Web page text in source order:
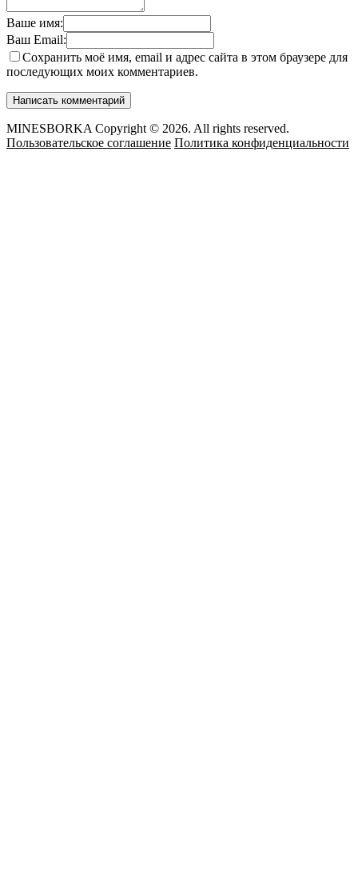
Ваше имя:
Ваш Email:
Сохранить моё имя, email и адрес сайта в этом браузере для
последующих моих комментариев.
MINESBORKA Copyright © 2026. All rights reserved.
Пользовательское соглашение Политика конфиденциальности